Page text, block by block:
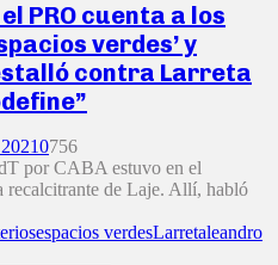
PRO cuenta a los
verdes’ y
contra Larreta
0756
por CABA estuvo en el
recalcitrante de Laje. Allí, habló
espacios verdesLarretaleandro